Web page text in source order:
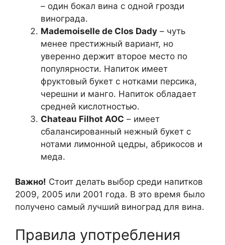
– один бокал вина с одной грозди
винограда.
Mademoiselle de Clos Dady – чуть
менее престижный вариант, но
уверенно держит второе место по
популярности. Напиток имеет
фруктовый букет с нотками персика,
черешни и манго. Напиток обладает
средней кислотностью.
Chateau Filhot АОС – имеет
сбалансированный нежный букет с
нотами лимонной цедры, абрикосов и
меда.
Важно! Стоит делать выбор среди напитков
2009, 2005 или 2001 года. В это время было
получено самый лучший виноград для вина.
Правила употребления